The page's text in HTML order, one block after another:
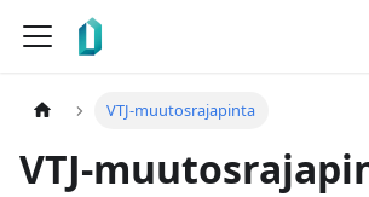
VTJ-muutosrajapinta
VTJ-